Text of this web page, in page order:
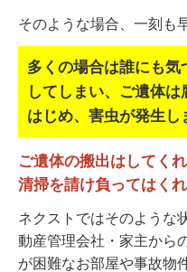
そのような場合、一刻も
多くの場合は誰にも
してしまい、 ご遺体は
はじめ、害虫が発生し
ご遺体の搬出はしてく
清掃を請け負ってはくれ
ネクストではそのような
動産管理会社・家主から
が困難なお部屋や事故物